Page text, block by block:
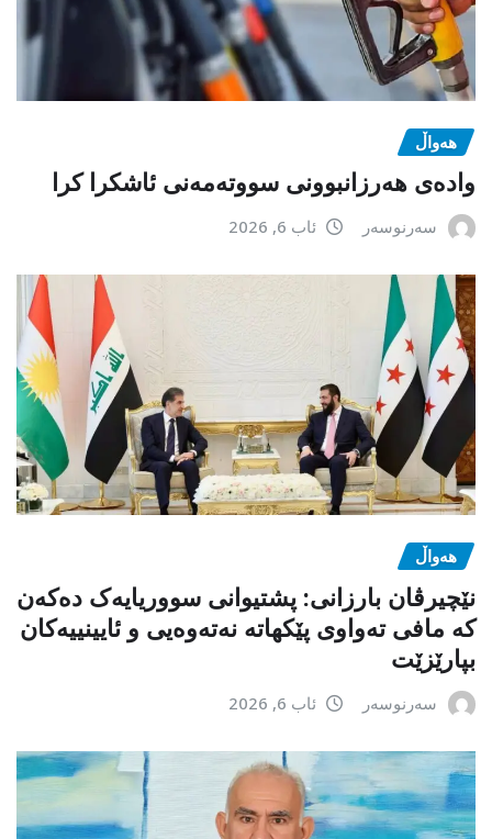
هەواڵ
وادەی هەرزانبوونی سووتەمەنی ئاشکرا کرا
سەرنوسەر ئاب 6, 2026
هەواڵ
نێچیرڤان بارزانی: پشتیوانی سووریایەک دەکەن
کە مافی تەواوی پێکهاتە نەتەوەیی و ئایینییەکان
بپارێزێت
سەرنوسەر ئاب 6, 2026